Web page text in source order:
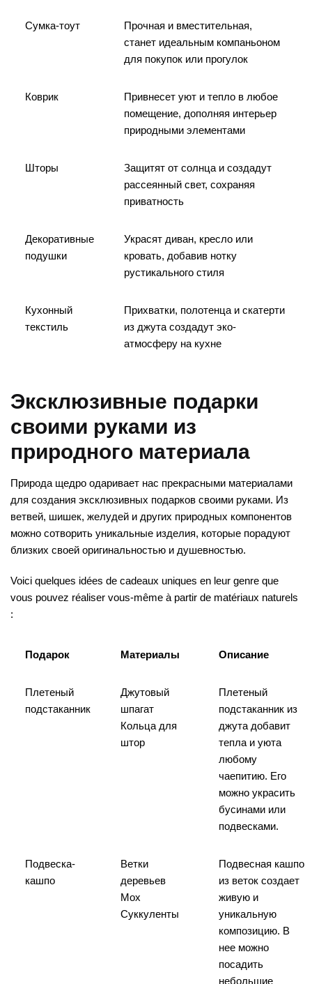
Сумка-тоут
Прочная и вместительная,
станет идеальным компаньоном
для покупок или прогулок
Коврик
Привнесет уют и тепло в любое
помещение, дополняя интерьер
природными элементами
Шторы
Защитят от солнца и создадут
рассеянный свет, сохраняя
приватность
Декоративные
подушки
Украсят диван, кресло или
кровать, добавив нотку
рустикального стиля
Кухонный
текстиль
Прихватки, полотенца и скатерти
из джута создадут эко-
атмосферу на кухне
Эксклюзивные подарки
своими руками из
природного материала
Природа щедро одаривает нас прекрасными материалами
для создания эксклюзивных подарков своими руками. Из
ветвей, шишек, желудей и других природных компонентов
можно сотворить уникальные изделия, которые порадуют
близких своей оригинальностью и душевностью.
Voici quelques idées de cadeaux uniques en leur genre que
vous pouvez réaliser vous-même à partir de matériaux naturels
:
Подарок Материалы Описание
Плетеный
подстаканник
Джутовый
шпагат
Кольца для
штор
Плетеный
подстаканник из
джута добавит
тепла и уюта
любому
чаепитию. Его
можно украсить
бусинами или
подвесками.
Подвеска-
кашпо
Ветки
деревьев
Мох
Суккуленты
Подвесная кашпо
из веток создает
живую и
уникальную
композицию. В
нее можно
посадить
небольшие